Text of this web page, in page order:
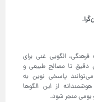
.
الگویی غنی برای
دقیق تا مصالح طبیعی و
پاسخی نوین به
از این الگوها
بومی منجر شود.